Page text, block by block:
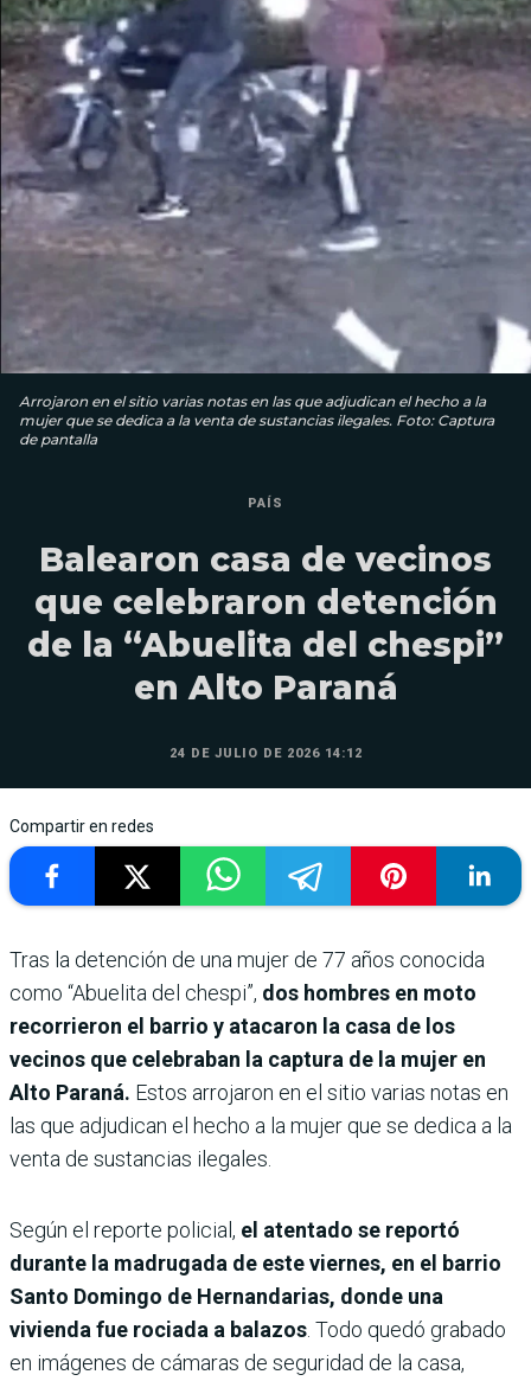
Arrojaron en el sitio varias notas en las que adjudican el hecho a la
mujer que se dedica a la venta de sustancias ilegales. Foto: Captura
de pantalla
PAÍS
Balearon casa de vecinos
que celebraron detención
de la “Abuelita del chespi”
en Alto Paraná
24 DE JULIO DE 2026 14:12
Compartir en redes
Tras la detención de una mujer de 77 años conocida
como “Abuelita del chespi”, dos hombres en moto
recorrieron el barrio y atacaron la casa de los
vecinos que celebraban la captura de la mujer en
Alto Paraná. Estos arrojaron en el sitio varias notas en
las que adjudican el hecho a la mujer que se dedica a la
venta de sustancias ilegales.
Según el reporte policial, el atentado se reportó
durante la madrugada de este viernes, en el barrio
Santo Domingo de Hernandarias, donde una
vivienda fue rociada a balazos . Todo quedó grabado
en imágenes de cámaras de seguridad de la casa,